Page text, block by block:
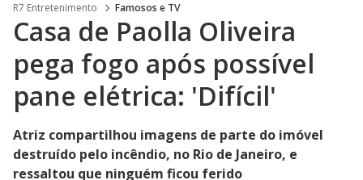
R7 Entretenimento Famosos e TV
Casa de Paolla Oliveira
pega fogo após possível
pane elétrica: 'Difícil'
Atriz compartilhou imagens de parte do imóvel
destruído pelo incêndio, no Rio de Janeiro, e
ressaltou que ninguém ficou ferido